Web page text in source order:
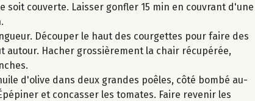
soit couverte. Laisser gonfler 15 min en couvrant d'une
Découper le haut des courgettes pour faire des
autour. Hacher grossièrement la chair récupérée,
d'olive dans deux grandes poêles, côté bombé au-
et concasser les tomates. Faire revenir les